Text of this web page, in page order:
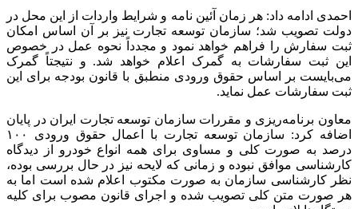
احمدی ادامه داد: هر زمان آئین نامه و شرایط واردات از این محل در
دولت تصویب شد؛ سازمان توسعه تجارت نیز بر آن اساس امکان
ثبت سفارش را فراهم خواهد نمود و مجدداً نحوه عمل در خصوص
این ثبت سفارشات به گمرک اعلام خواهد شد. و نتیجتاً گمرک
می‌بایست بر اساس حقوق ورودی منطبق با قانون بودجه برای این
ثبت سفارشات عمل نماید.
معاون برنامه‌ریزی و مقررات سازمان توسعه تجارت ایران در پایان
اضافه کرد: سازمان توسعه تجارت با اعمال حقوق ورودی ۱۰۰
درصد به صورت کلی و مساوی برای همه انواع خودرو از دیدگاه
کارشناسی موافق نبوده و زمانی که لایحه نیز در حال بررسی بوده،
نظر کارشناسی سازمان به صورت مکتوب اعلام شده است اما به
هر صورت متن کلی تصویب شده و اجرای قانون مصوب برای کلیه